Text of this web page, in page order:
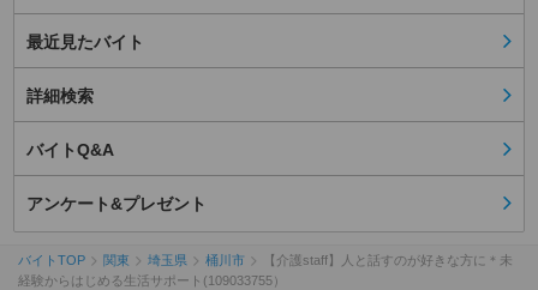
最近見たバイト
詳細検索
バイトQ&A
アンケート&プレゼント
バイトTOP 関東 埼玉県 桶川市
【介護staff】人と話すのが好きな方に＊未
経験からはじめる生活サポート(109033755）